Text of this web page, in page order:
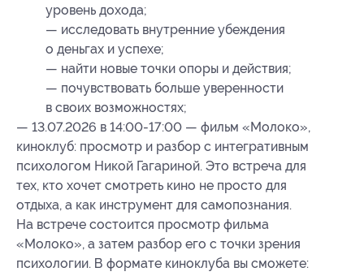
уровень дохода;
— исследовать внутренние убеждения
о деньгах и успехе;
— найти новые точки опоры и действия;
— почувствовать больше уверенности
в своих возможностях;
— 13.07.2026 в 14:00-17:00 — фильм «Молоко»,
киноклуб: просмотр и разбор с интегративным
психологом Никой Гагариной. Это встреча для
тех, кто хочет смотреть кино не просто для
отдыха, а как инструмент для самопознания.
На встрече состоится просмотр фильма
«Молоко», а затем разбор его с точки зрения
психологии. В формате киноклуба вы сможете: